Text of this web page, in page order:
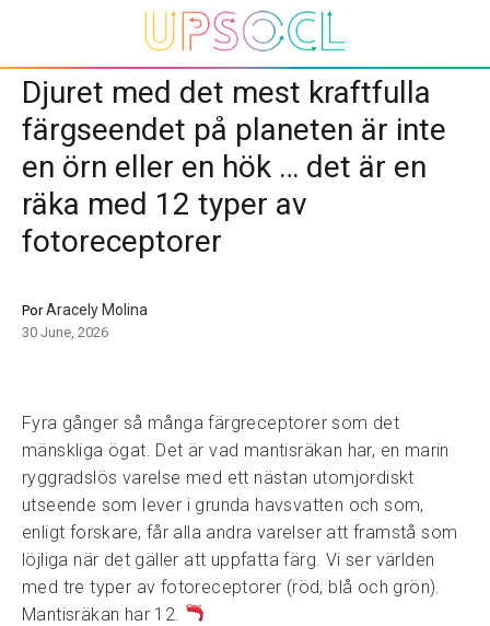
Djuret med det mest kraftfulla
färgseendet på planeten är inte
en örn eller en hök … det är en
räka med 12 typer av
fotoreceptorer
PorAracely Molina
30 June, 2026
Fyra gånger så många färgreceptorer som det
mänskliga ögat. Det är vad mantisräkan har, en marin
ryggradslös varelse med ett nästan utomjordiskt
utseende som lever i grunda havsvatten och som,
enligt forskare, får alla andra varelser att framstå som
löjliga när det gäller att uppfatta färg. Vi ser världen
med tre typer av fotoreceptorer (röd, blå och grön).
Mantisräkan har 12.